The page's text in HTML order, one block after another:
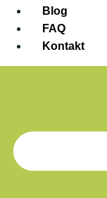
Blog
FAQ
Kontakt